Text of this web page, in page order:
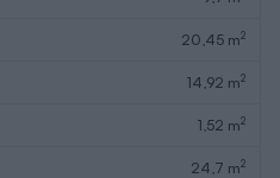
20,45 m2
14,92 m2
1,52 m2
24,7 m2